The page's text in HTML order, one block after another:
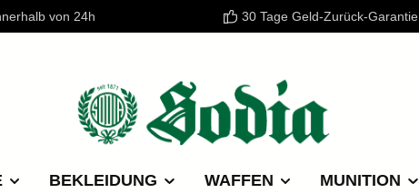
von 24h 30 Tage Geld-Zurück-Garantie
BEKLEIDUNG WAFFEN MUNITION